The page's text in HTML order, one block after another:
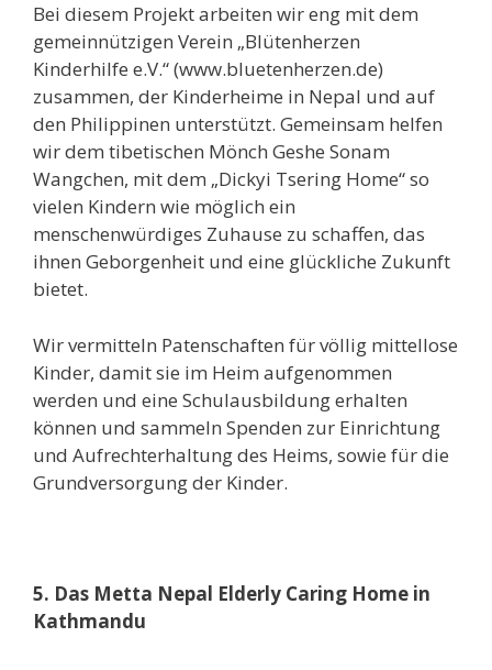
Bei diesem Projekt arbeiten wir eng mit dem
gemeinnützigen Verein „Blütenherzen
Kinderhilfe e.V.“ (www.bluetenherzen.de)
zusammen, der Kinderheime in Nepal und auf
den Philippinen unterstützt. Gemeinsam helfen
wir dem tibetischen Mönch Geshe Sonam
Wangchen, mit dem „Dickyi Tsering Home“ so
vielen Kindern wie möglich ein
menschenwürdiges Zuhause zu schaffen, das
ihnen Geborgenheit und eine glückliche Zukunft
bietet.
Wir vermitteln Patenschaften für völlig mittellose
Kinder, damit sie im Heim aufgenommen
werden und eine Schulausbildung erhalten
können und sammeln Spenden zur Einrichtung
und Aufrechterhaltung des Heims, sowie für die
Grundversorgung der Kinder.
5. Das Metta Nepal Elderly Caring Home in
Kathmandu